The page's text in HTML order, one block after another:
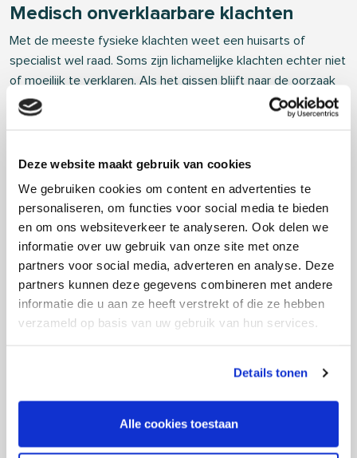
Deze website maakt gebruik van cookies
We gebruiken cookies om content en advertenties te
personaliseren, om functies voor social media te bieden
en om ons websiteverkeer te analyseren. Ook delen we
informatie over uw gebruik van onze site met onze
partners voor social media, adverteren en analyse. Deze
partners kunnen deze gegevens combineren met andere
informatie die u aan ze heeft verstrekt of die ze hebben
verzameld op basis van uw gebruik van hun services.
Details tonen
Alle cookies toestaan
Medisch onverklaarbare klachten
Met de meeste fysieke klachten weet een huisarts of
specialist wel raad. Soms zijn lichamelijke klachten echter niet
of moeilijk te verklaren. Als het gissen blijft naar de oorzaak
en een diagnose uitblijft, kun je hier onzeker van worden en je
niet begrepen voelen. Gelukkig is er wel iets aan te doen!
LEES MEER